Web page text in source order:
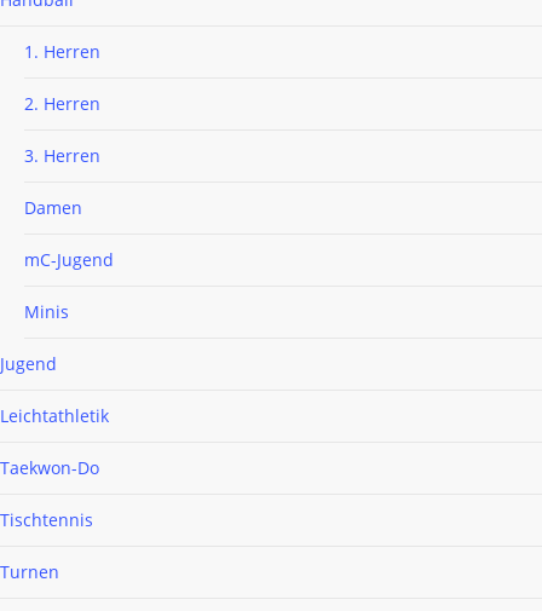
1. Herren
2. Herren
3. Herren
Damen
mC-Jugend
Minis
Jugend
Leichtathletik
Taekwon-Do
Tischtennis
Turnen